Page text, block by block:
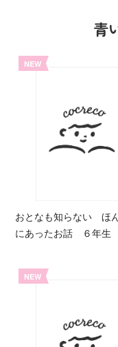
青
NEW
おとなも知らない ほ
にあったお話 ６年生
NEW